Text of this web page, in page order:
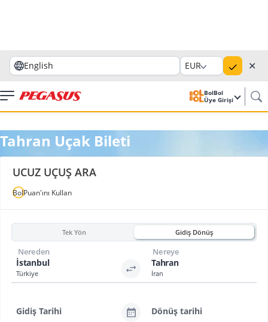
English EUR ✕
BolBol
Üye Girişi
Tahran Uçak Bileti
UCUZ UÇUŞ ARA
BolPuan'ını Kullan
Tek Yön Gidiş Dönüş
İstanbul
Türkiye
Nereden
Tahran
İran
Nereye
Gidiş Tarihi Dönüş tarihi